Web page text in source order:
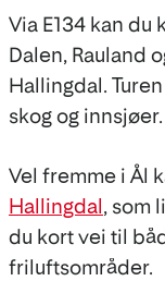
Via E134 kan du
Dalen, Rauland
Hallingdal.
skog og innsjøer.
Vel fremme i Ål
Hallingdal , som
du kort vei til
friluftsområder.